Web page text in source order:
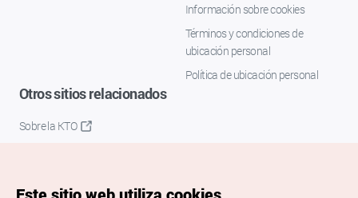
Información sobre cookies
Términos y condiciones de
ubicación personal
Política de ubicación personal
Otros sitios relacionados
Sobre la KTO